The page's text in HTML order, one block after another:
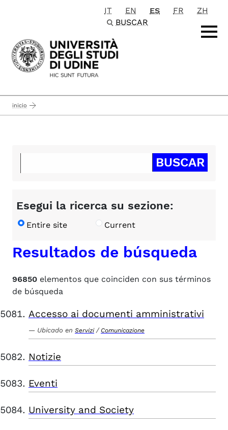
Passa al contenuto principale
IT EN ES FR
ZH
BUSCAR
inicio
Esegui la ricerca su sezione:
Entire site Current
Resultados de búsqueda
96850 elementos que coinciden con sus términos
de búsqueda
Accesso ai documenti amministrativi
Ubicado en Servizi / Comunicazione
Notizie
Eventi
University and Society